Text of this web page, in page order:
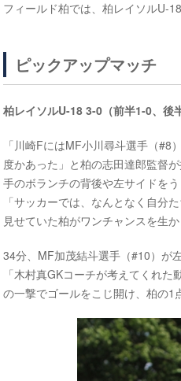
フィールド柏では、柏レイソルU-
ピックアップマッチ
柏レイソルU-18 3-0（前半1-0、後
「川崎FにはMF小川尋斗選手（
度かあった」と柏の志田達郎監督
手のボランチの背後や左サイドを
「サッカーでは、なんとなく自分
見せていた柏がワンチャンスを生か
34分、MF加茂結斗選手（#10）が
「木村真GKコーチが考えてくれ
の一撃でゴールをこじ開け、柏の1